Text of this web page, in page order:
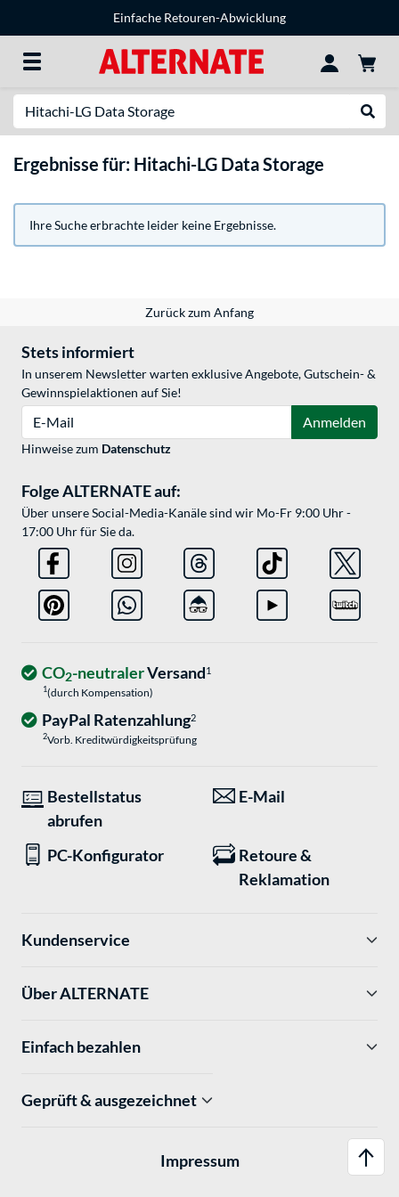
Einfache Retouren-Abwicklung
Ergebnisse für: Hitachi-LG Data Storage
Ihre Suche erbrachte leider keine Ergebnisse.
Zurück zum Anfang
Stets informiert
In unserem Newsletter warten exklusive Angebote, Gutschein- &
Gewinnspielaktionen auf Sie!
Anmelden
Hinweise zum Datenschutz
Folge ALTERNATE auf:
Über unsere Social-Media-Kanäle sind wir Mo-Fr 9:00 Uhr -
17:00 Uhr für Sie da.
CO2-neutralerVersand1
1(durch Kompensation)
PayPal Ratenzahlung2
2Vorb. Kreditwürdigkeitsprüfung
Bestellstatus
abrufen
E-Mail
PC-Konfigurator
Retoure &
Reklamation
Kundenservice
Über ALTERNATE
Einfach bezahlen
Geprüft & ausgezeichnet
Impressum